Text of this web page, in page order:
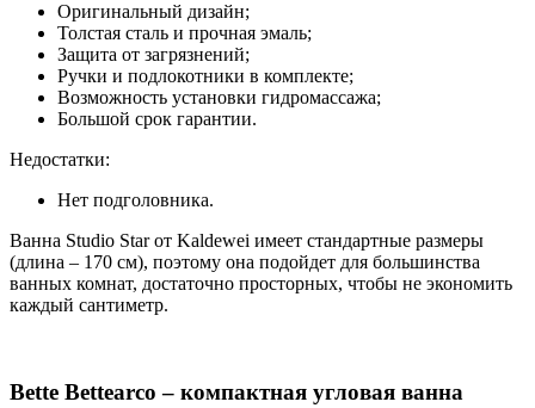
Оригинальный дизайн;
Толстая сталь и прочная эмаль;
Защита от загрязнений;
Ручки и подлокотники в комплекте;
Возможность установки гидромассажа;
Большой срок гарантии.
Недостатки:
Нет подголовника.
Ванна Studio Star от Kaldewei имеет стандартные размеры
(длина – 170 см), поэтому она подойдет для большинства
ванных комнат, достаточно просторных, чтобы не экономить
каждый сантиметр.
Bette Bettearco – компактная угловая ванна